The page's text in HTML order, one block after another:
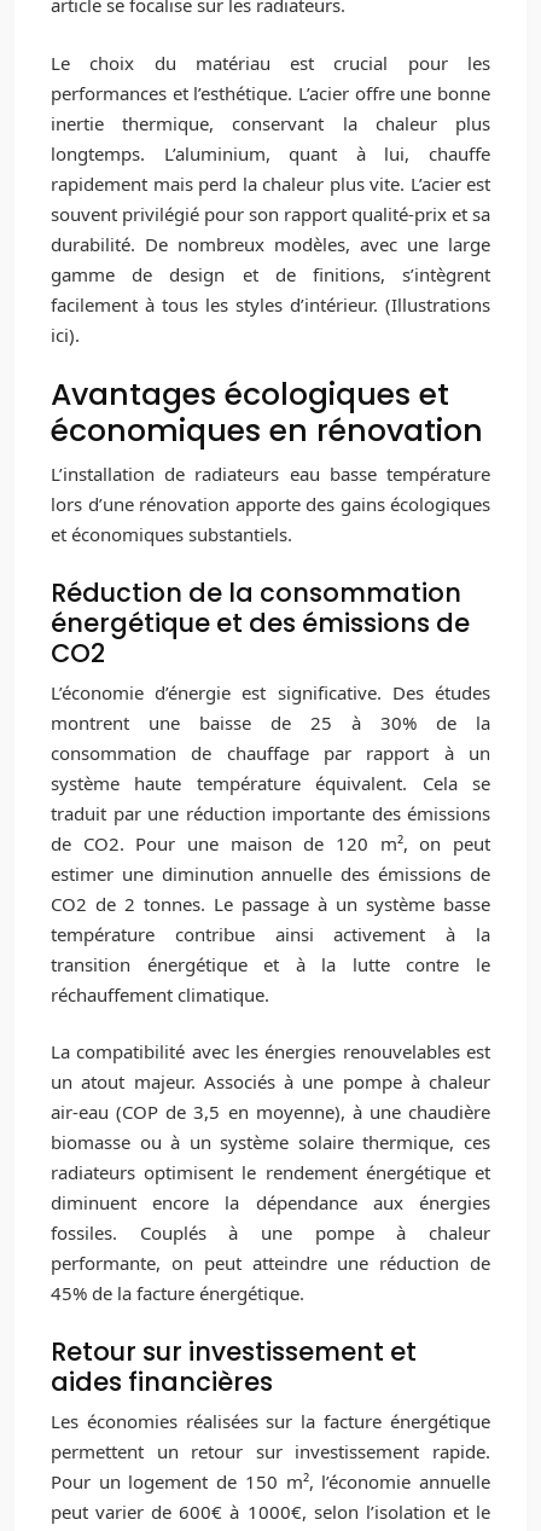
article se focalise sur les radiateurs.
Le choix du matériau est crucial pour les
performances et l’esthétique. L’acier offre une bonne
inertie thermique, conservant la chaleur plus
longtemps. L’aluminium, quant à lui, chauffe
rapidement mais perd la chaleur plus vite. L’acier est
souvent privilégié pour son rapport qualité-prix et sa
durabilité. De nombreux modèles, avec une large
gamme de design et de finitions, s’intègrent
facilement à tous les styles d’intérieur. (Illustrations
ici).
Avantages écologiques et
économiques en rénovation
L’installation de radiateurs eau basse température
lors d’une rénovation apporte des gains écologiques
et économiques substantiels.
Réduction de la consommation
énergétique et des émissions de
CO2
L’économie d’énergie est significative. Des études
montrent une baisse de 25 à 30% de la
consommation de chauffage par rapport à un
système haute température équivalent. Cela se
traduit par une réduction importante des émissions
de CO2. Pour une maison de 120 m², on peut
estimer une diminution annuelle des émissions de
CO2 de 2 tonnes. Le passage à un système basse
température contribue ainsi activement à la
transition énergétique et à la lutte contre le
réchauffement climatique.
La compatibilité avec les énergies renouvelables est
un atout majeur. Associés à une pompe à chaleur
air-eau (COP de 3,5 en moyenne), à une chaudière
biomasse ou à un système solaire thermique, ces
radiateurs optimisent le rendement énergétique et
diminuent encore la dépendance aux énergies
fossiles. Couplés à une pompe à chaleur
performante, on peut atteindre une réduction de
45% de la facture énergétique.
Retour sur investissement et
aides financières
Les économies réalisées sur la facture énergétique
permettent un retour sur investissement rapide.
Pour un logement de 150 m², l’économie annuelle
peut varier de 600€ à 1000€, selon l’isolation et le